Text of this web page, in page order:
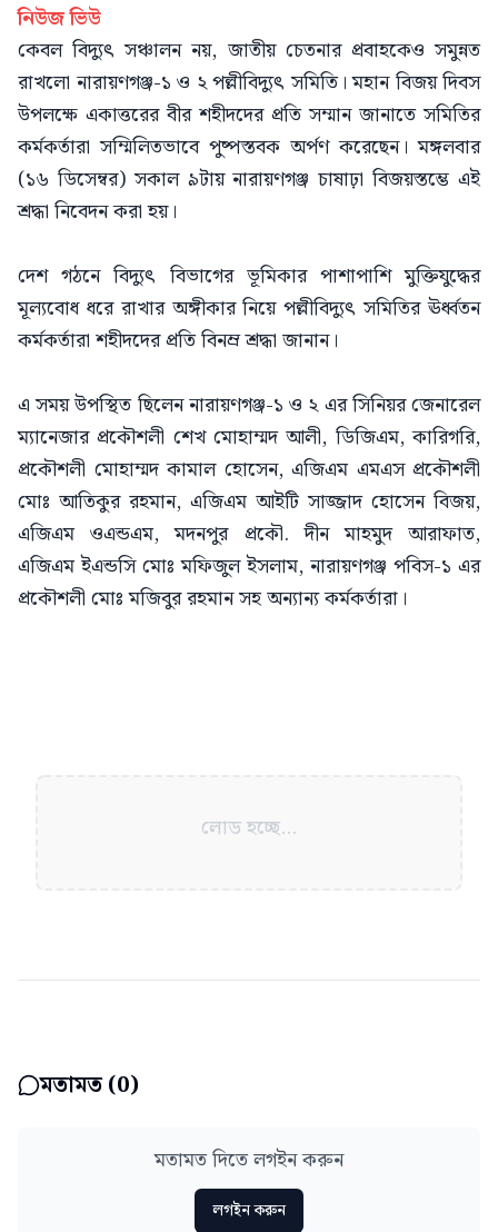
নিউজ ভিউ
কেবল বিদ্যুৎ সঞ্চালন নয়, জাতীয় চেতনার প্রবাহকেও সমুন্নত
রাখলো নারায়ণগঞ্জ-১ ও ২ পল্লীবিদ্যুৎ সমিতি। মহান বিজয় দিবস
উপলক্ষে একাত্তরের বীর শহীদদের প্রতি সম্মান জানাতে সমিতির
কর্মকর্তারা সম্মিলিতভাবে পুষ্পস্তবক অর্পণ করেছেন। মঙ্গলবার
(১৬ ডিসেম্বর) সকাল ৯টায় নারায়ণগঞ্জ চাষাঢ়া বিজয়স্তম্ভে এই
শ্রদ্ধা নিবেদন করা হয়।
দেশ গঠনে বিদ্যুৎ বিভাগের ভূমিকার পাশাপাশি মুক্তিযুদ্ধের
মূল্যবোধ ধরে রাখার অঙ্গীকার নিয়ে পল্লীবিদ্যুৎ সমিতির ঊর্ধ্বতন
কর্মকর্তারা শহীদদের প্রতি বিনম্র শ্রদ্ধা জানান।
এ সময় উপস্থিত ছিলেন নারায়ণগঞ্জ-১ ও ২ এর সিনিয়র জেনারেল
ম্যানেজার প্রকৌশলী শেখ মোহাম্মদ আলী, ডিজিএম, কারিগরি,
প্রকৌশলী মোহাম্মদ কামাল হোসেন, এজিএম এমএস প্রকৌশলী
মোঃ আতিকুর রহমান, এজিএম আইটি সাজ্জাদ হোসেন বিজয়,
এজিএম ওএন্ডএম, মদনপুর প্রকৌ. দীন মাহমুদ আরাফাত,
এজিএম ইএন্ডসি মোঃ মফিজুল ইসলাম, নারায়ণগঞ্জ পবিস-১ এর
প্রকৌশলী মোঃ মজিবুর রহমান সহ অন্যান্য কর্মকর্তারা।
লোড হচ্ছে...
মতামত (0)
মতামত দিতে লগইন করুন
লগইন করুন